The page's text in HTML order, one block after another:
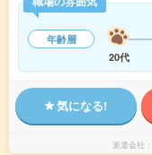
年齢層
20代
気になる!
派遣会社